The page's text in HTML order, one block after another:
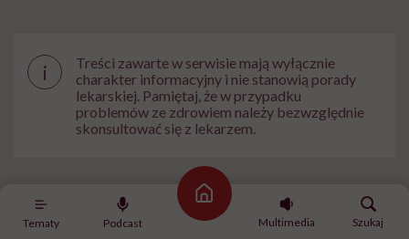
Tematy Podcast
Strona główna
Multimedia
Szukaj
i
Treści zawarte w serwisie mają wyłącznie
charakter informacyjny i nie stanowią porady
lekarskiej. Pamiętaj, że w przypadku
problemów ze zdrowiem należy bezwzględnie
skonsultować się z lekarzem.